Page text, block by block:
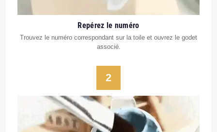
Repérez le numéro
Trouvez le numéro correspondant sur la toile et ouvrez le godet
associé.
2